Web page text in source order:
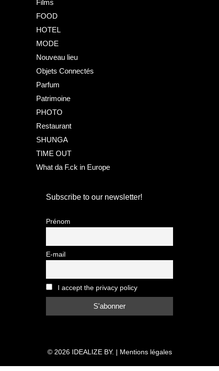
Films
FOOD
HOTEL
MODE
Nouveau lieu
Objets Connectés
Parfum
Patrimoine
PHOTO
Restaurant
SHUNGA
TIME OUT
What da F.ck in Europe
Subscribe to our newsletter!
Prénom
E-mail
I accept the privacy policy
© 2026 IDEALIZE BY. | Mentions légales